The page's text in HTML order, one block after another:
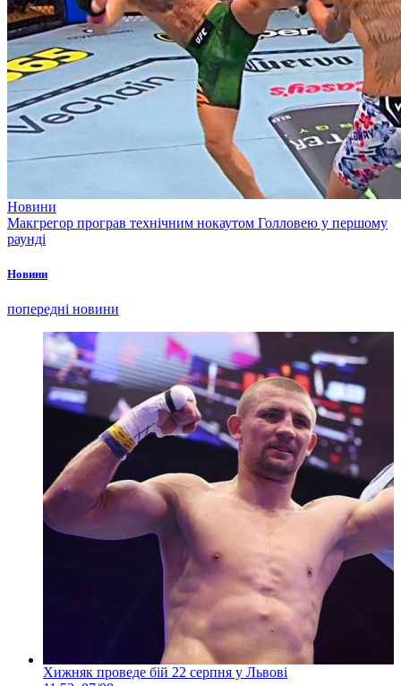
Новини
Макгрегор програв технічним нокаутом Голловею у першому
раунді
Новини
попередні новини
Хижняк проведе бій 22 серпня у Львові